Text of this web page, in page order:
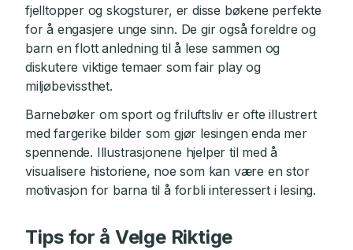
fjelltopper og skogsturer, er disse bøkene perfekte
for å engasjere unge sinn. De gir også foreldre og
barn en flott anledning til å lese sammen og
diskutere viktige temaer som fair play og
miljøbevissthet.
Barnebøker om sport og friluftsliv er ofte illustrert
med fargerike bilder som gjør lesingen enda mer
spennende. Illustrasjonene hjelper til med å
visualisere historiene, noe som kan være en stor
motivasjon for barna til å forbli interessert i lesing.
Tips for å Velge Riktige